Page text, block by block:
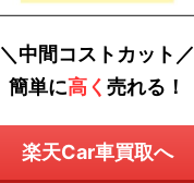
＼中間コストカット／
簡単に高く 売れる！
楽天Car車買取へ